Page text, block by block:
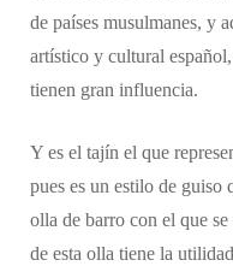
de países musulmanes, y
artístico y cultural
tienen gran influencia.
Y es el tajín el que
pues es un estilo de guiso
olla de barro con el que
de esta olla tiene la